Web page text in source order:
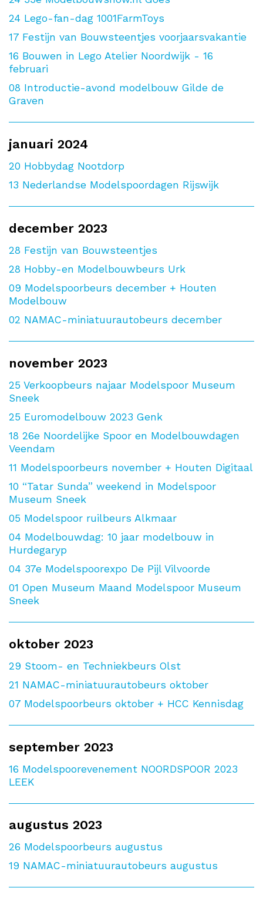
24 Lego-fan-dag 1001FarmToys
17 Festijn van Bouwsteentjes voorjaarsvakantie
16 Bouwen in Lego Atelier Noordwijk - 16
februari
08 Introductie-avond modelbouw Gilde de
Graven
januari 2024
20 Hobbydag Nootdorp
13 Nederlandse Modelspoordagen Rijswijk
december 2023
28 Festijn van Bouwsteentjes
28 Hobby-en Modelbouwbeurs Urk
09 Modelspoorbeurs december + Houten
Modelbouw
02 NAMAC-miniatuurautobeurs december
november 2023
25 Verkoopbeurs najaar Modelspoor Museum
Sneek
25 Euromodelbouw 2023 Genk
18 26e Noordelijke Spoor en Modelbouwdagen
Veendam
11 Modelspoorbeurs november + Houten Digitaal
10 “Tatar Sunda” weekend in Modelspoor
Museum Sneek
05 Modelspoor ruilbeurs Alkmaar
04 Modelbouwdag: 10 jaar modelbouw in
Hurdegaryp
04 37e Modelspoorexpo De Pijl Vilvoorde
01 Open Museum Maand Modelspoor Museum
Sneek
oktober 2023
29 Stoom- en Techniekbeurs Olst
21 NAMAC-miniatuurautobeurs oktober
07 Modelspoorbeurs oktober + HCC Kennisdag
september 2023
16 Modelspoorevenement NOORDSPOOR 2023
LEEK
augustus 2023
26 Modelspoorbeurs augustus
19 NAMAC-miniatuurautobeurs augustus